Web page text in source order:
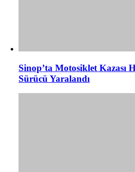
Sinop’ta Motosiklet Kazası
Sürücü Yaralandı